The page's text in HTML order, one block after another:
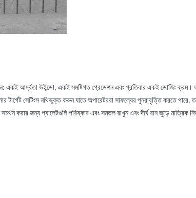
একই আর্দ্রতা উইন্ডো, একই সমষ্টিগত গ্রেডেশন এবং প্রতিবার একই ডোজিং ক্রম।
সেটিংস নথিভুক্ত করুন যাতে অপারেটররা সাফল্যের পুনরাবৃত্তি করতে পারে,
করার জন্য প্যালেটগুলি পরিষ্কার এবং সমতল রাখুন এবং দীর্ঘ রান জুড়ে মাত্রিক